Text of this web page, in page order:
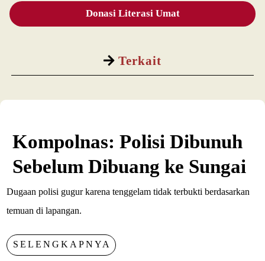
Terkait
Donasi Literasi Umat
Kompolnas: Polisi Dibunuh
Sebelum Dibuang ke Sungai
Dugaan polisi gugur karena tenggelam tidak terbukti berdasarkan
temuan di lapangan.
SELENGKAPNYA